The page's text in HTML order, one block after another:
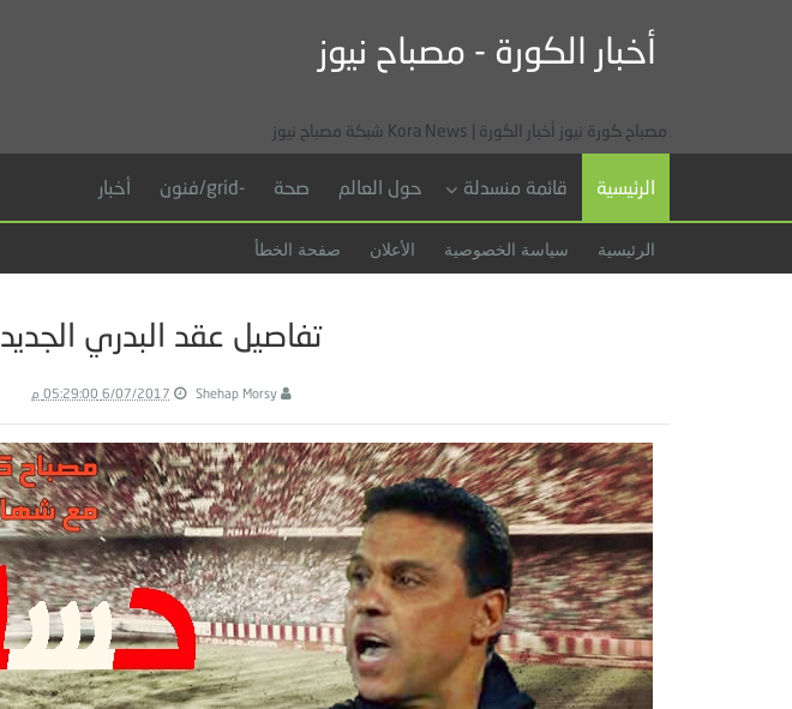
أخبار الكورة - مصباح نيوز
مصباح كورة نيوز أخبار الكورة | Kora News شبكة مصباح نيوز
الرئيسية قائمة منسدلة حول العالم صحة -grid/فنون أخبار
الرئيسية سياسة الخصوصية الأعلان صفحة الخطأ
تفاصيل عقد البدري الجديد
Shehap Morsy 6/07/2017 05:29:00 م